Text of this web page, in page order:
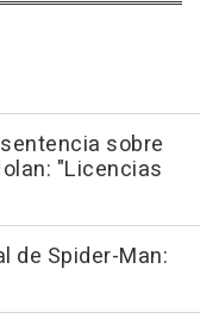
sobre
"Licencias
de Spider-Man: